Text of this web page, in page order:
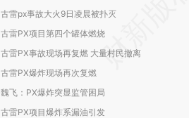
古雷px事故大火9日凌晨被扑灭
古雷PX项目第四个罐体燃烧
古雷PX事故现场再复燃 大量村民撤离
古雷PX爆炸现场再次复燃
魏飞：PX爆炸突显监管困局
古雷PX项目爆炸系漏油引发